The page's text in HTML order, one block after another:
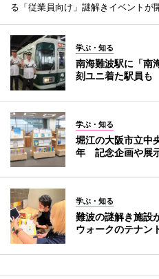
る「従業員向け」謎解きイベントが
学ぶ・知る
南海難波駅に「南
刻ユニ着た駅員も
学ぶ・知る
堀江の大阪市立中
年 記念企画や展
学ぶ・知る
難波の謎解き施設
ウォークのテナン